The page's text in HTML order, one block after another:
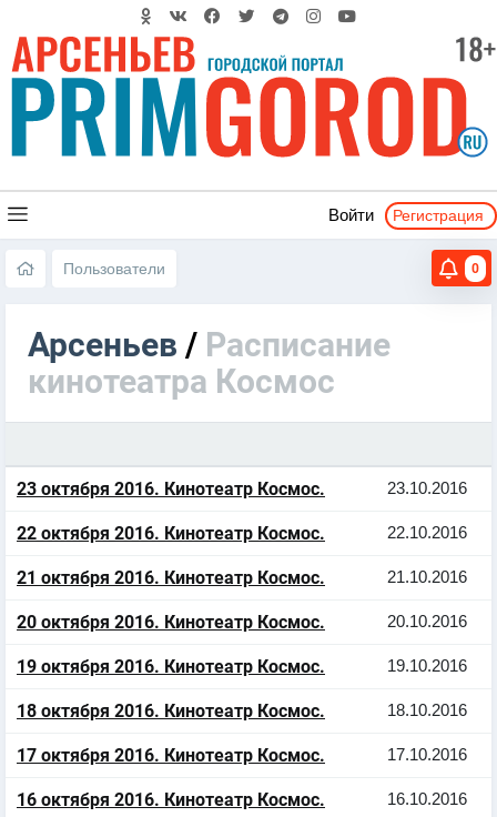
Войти Регистрация
Пользователи 0
Арсеньев / Расписание
кинотеатра Космос
23 октября 2016. Кинотеатр Космос. 23.10.2016
22 октября 2016. Кинотеатр Космос. 22.10.2016
21 октября 2016. Кинотеатр Космос. 21.10.2016
20 октября 2016. Кинотеатр Космос. 20.10.2016
19 октября 2016. Кинотеатр Космос. 19.10.2016
18 октября 2016. Кинотеатр Космос. 18.10.2016
17 октября 2016. Кинотеатр Космос. 17.10.2016
16 октября 2016. Кинотеатр Космос. 16.10.2016